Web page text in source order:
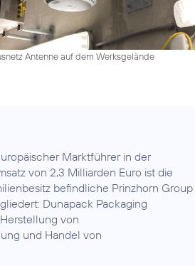
Antenne auf dem Werksgelände
Marktführer in der
von 2,3 Milliarden Euro ist die
befindliche Prinzhorn Group
Dunapack Packaging
von
und Handel von